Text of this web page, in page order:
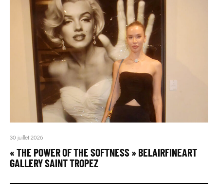
30 juillet 2026
« THE POWER OF THE SOFTNESS » BELAIRFINEART
GALLERY SAINT TROPEZ